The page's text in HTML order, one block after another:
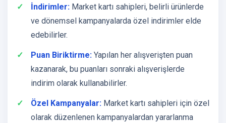
İndirimler: Market kartı sahipleri, belirli ürünlerde
ve dönemsel kampanyalarda özel indirimler elde
edebilirler.
Puan Biriktirme: Yapılan her alışverişten puan
kazanarak, bu puanları sonraki alışverişlerde
indirim olarak kullanabilirler.
Özel Kampanyalar: Market kartı sahipleri için özel
olarak düzenlenen kampanyalardan yararlanma